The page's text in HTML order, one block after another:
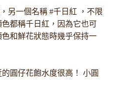
另一個名稱 #千日紅 ，不限
都稱千日紅，因為它也可
和鮮花狀態時幾乎保持一
圓仔花飽水度很高！ 小圓